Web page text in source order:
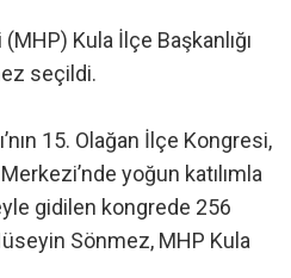
Kula İlçe Başkanlığı
seçildi.
15. Olağan İlçe Kongresi,
yoğun katılımla
gidilen kongrede 256
Sönmez, MHP Kula